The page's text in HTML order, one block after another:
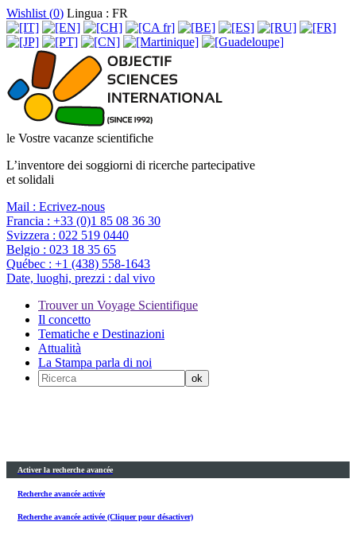
Wishlist (0) Lingua : FR
le Vostre vacanze scientifiche
L’inventore dei soggiorni di ricerche partecipative
et solidali
Mail : Ecrivez-nous
Francia : +33 (0)1 85 08 36 30
Svizzera : 022 519 0440
Belgio : 023 18 35 65
Québec : +1 (438) 558-1643
Date, luoghi, prezzi : dal vivo
Trouver un Voyage Scientifique
Il concetto
Tematiche e Destinazioni
Attualità
La Stampa parla di noi
Activer la recherche avancée
Recherche avancée activée
Recherche avancée activée (Cliquer pour désactiver)